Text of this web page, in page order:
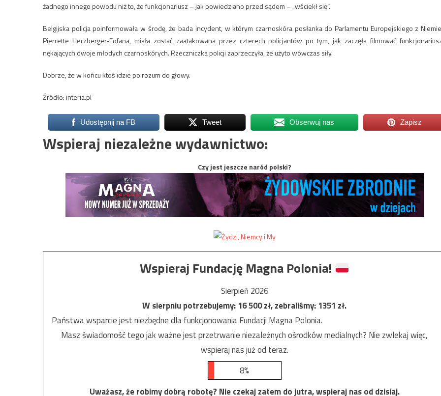
żadnego innego powodu niż to, że funkcjonariusz – jak powiedziano przed sądem – „wściekł się”.
Belgijska policja poinformowała w środę, że bada incydent, w którym czarnoskóra posłanka do Parlamentu Europejskiego z
Pierrette Herzberger-Fofana, miała zostać zaatakowana przez czterech policjantów po tym, jak zaczęła filmować
nękających dwoje młodych czarnoskórych. Rzeczniczka policji zaprzeczyła, że użyto wówczas siły.
Dobrze, że w końcu ktoś idzie po rozum do głowy.
Źródło: interia.pl
Udostępnij na FB Tweet Obserwuj nas Zapisz
Wspieraj niezależne wydawnictwo:
Czy jest jeszcze naród polski?
Wspieraj Fundację Magna Polonia!
Sierpień 2026
W sierpniu potrzebujemy:16 500zł, zebraliśmy:1351 zł.
Państwa wsparcie jest niezbędne dla funkcjonowania Fundacji Magna Polonia.
Masz świadomość tego jak ważne jest przetrwanie niezależnych ośrodków medialnych? Nie zwlekaj więc,
wspieraj nas już od teraz.
8%
Uważasz, że robimy dobrą robotę? Nie czekaj zatem do jutra, wspieraj nas od dzisiaj.